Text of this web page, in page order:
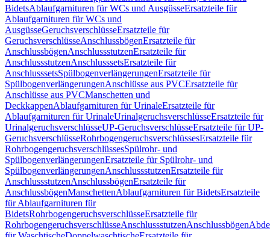
BidetsAblaufgarnituren für WCs und AusgüsseErsatzteile für
Ablaufgarnituren für WCs und
AusgüsseGeruchsverschlüsseErsatzteile für
GeruchsverschlüsseAnschlussbögenErsatzteile für
AnschlussbögenAnschlussstutzenErsatzteile für
AnschlussstutzenAnschlusssetsErsatzteile für
AnschlusssetsSpülbogenverlängerungenErsatzteile für
SpülbogenverlängerungenAnschlüsse aus PVCErsatzteile für
Anschlüsse aus PVCManschetten und
DeckkappenAblaufgarnituren für UrinaleErsatzteile für
Ablaufgarnituren für UrinaleUrinalgeruchsverschlüsseErsatzteile für
UrinalgeruchsverschlüsseUP-GeruchsverschlüsseErsatzteile für UP-
GeruchsverschlüsseRohrbogengeruchsverschlüssesErsatzteile für
RohrbogengeruchsverschlüssesSpülrohr- und
SpülbogenverlängerungenErsatzteile für Spülrohr- und
SpülbogenverlängerungenAnschlussstutzenErsatzteile für
AnschlussstutzenAnschlussbögenErsatzteile für
AnschlussbögenManschettenAblaufgarnituren für BidetsErsatzteile
für Ablaufgarnituren für
BidetsRohrbogengeruchsverschlüsseErsatzteile für
RohrbogengeruchsverschlüsseAnschlussstutzenAnschlussbögen